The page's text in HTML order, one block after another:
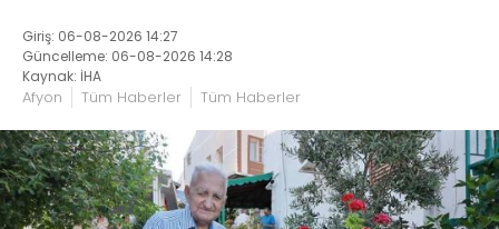
Giriş: 06-08-2026 14:27
Güncelleme: 06-08-2026 14:28
Kaynak: İHA
Afyon Tüm Haberler Tüm Haberler